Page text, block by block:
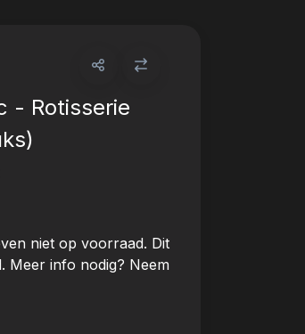
- Rotisserie
niet op voorraad. Dit
Meer info nodig? Neem